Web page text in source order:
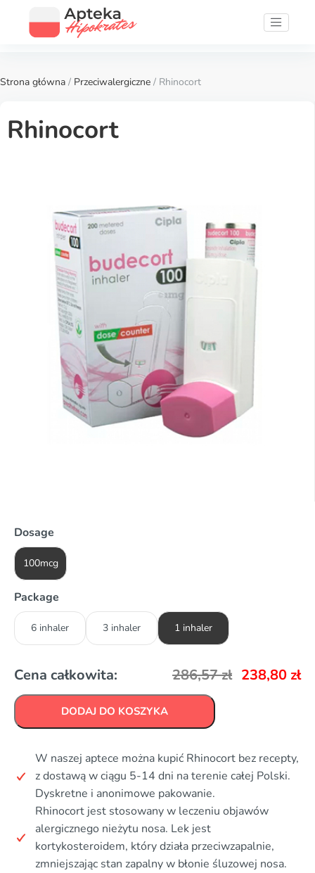
Strona główna / Przeciwalergiczne / Rhinocort
Rhinocort
Dosage
100mcg
Package
6 inhaler 3 inhaler 1 inhaler
Cena całkowita: 286,57zł 238,80 zł
DODAJ DO KOSZYKA
W naszej aptece można kupić Rhinocort bez recepty,
z dostawą w ciągu 5-14 dni na terenie całej Polski.
Dyskretne i anonimowe pakowanie.
Rhinocort jest stosowany w leczeniu objawów
alergicznego nieżytu nosa. Lek jest
kortykosteroidem, który działa przeciwzapalnie,
zmniejszając stan zapalny w błonie śluzowej nosa.